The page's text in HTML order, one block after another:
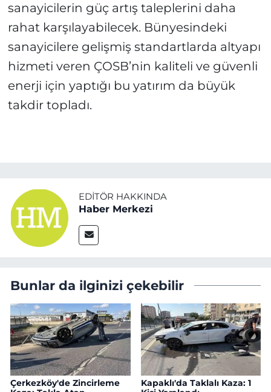
sanayicilerin güç artış taleplerini daha
rahat karşılayabilecek. Bünyesindeki
sanayicilere gelişmiş standartlarda altyapı
hizmeti veren ÇOSB’nin kaliteli ve güvenli
enerji için yaptığı bu yatırım da büyük
takdir topladı.
EDITÖR HAKKINDA
Haber Merkezi
Bunlar da ilginizi çekebilir
Çerkezköy'de Zincirleme
Kapaklı'da Taklalı Kaza: 1